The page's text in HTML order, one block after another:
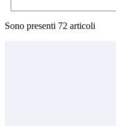
Sono presenti 72 articoli